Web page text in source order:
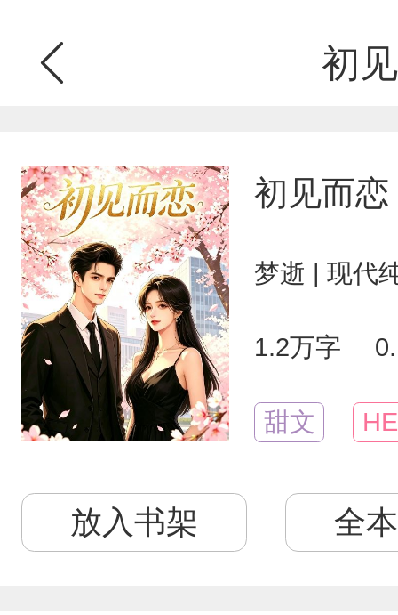
初
初见而恋
梦逝 | 现代
1.2万字
甜文 HE
放入书架 全